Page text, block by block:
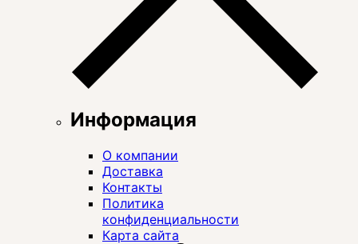
Информация
О компании
Доставка
Контакты
Политика
конфиденциальности
Карта сайта